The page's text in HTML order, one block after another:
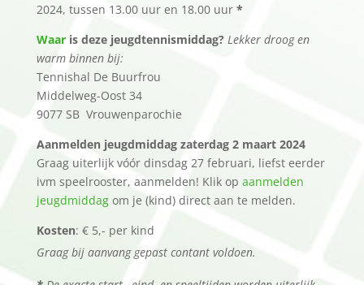
2024, tussen 13.00 uur en 18.00 uur *
Waaris deze jeugdtennismiddag? Lekker droog en
warm binnen bij:
Tennishal De Buurfrou
Middelweg-Oost 34
9077 SB Vrouwenparochie
Aanmelden jeugdmiddag zaterdag 2 maart 2024
Graag uiterlijk vóór dinsdag 27 februari, liefst eerder
ivm speelrooster, aanmelden! Klik op aanmelden
jeugdmiddagom je (kind) direct aan te melden.
Kosten: € 5,- per kind
Graag bij aanvang gepast contant voldoen.